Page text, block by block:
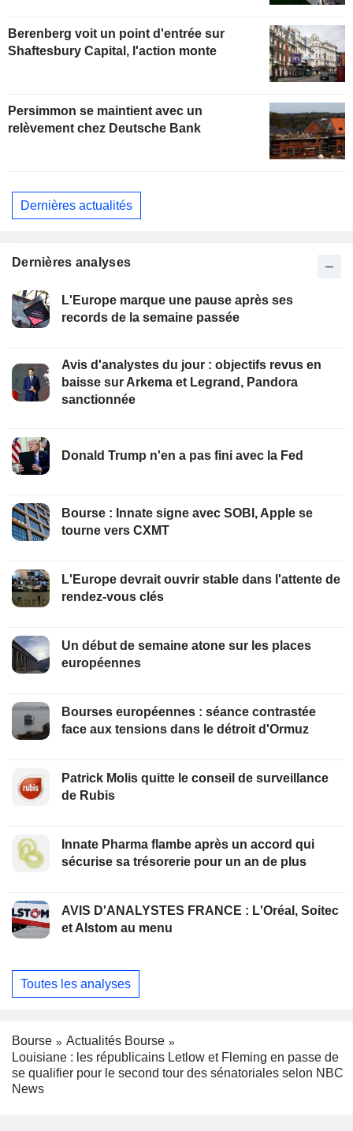
Berenberg voit un point d'entrée sur
Shaftesbury Capital, l'action monte
Persimmon se maintient avec un
relèvement chez Deutsche Bank
Dernières actualités
Dernières analyses
L'Europe marque une pause après ses
records de la semaine passée
Avis d'analystes du jour : objectifs revus en
baisse sur Arkema et Legrand, Pandora
sanctionnée
Donald Trump n'en a pas fini avec la Fed
Bourse : Innate signe avec SOBI, Apple se
tourne vers CXMT
L'Europe devrait ouvrir stable dans l'attente de
rendez-vous clés
Un début de semaine atone sur les places
européennes
Bourses européennes : séance contrastée
face aux tensions dans le détroit d'Ormuz
Patrick Molis quitte le conseil de surveillance
de Rubis
Innate Pharma flambe après un accord qui
sécurise sa trésorerie pour un an de plus
AVIS D'ANALYSTES FRANCE : L'Oréal, Soitec
et Alstom au menu
Toutes les analyses
Bourse
Actualités Bourse
Louisiane : les républicains Letlow et Fleming en passe de
se qualifier pour le second tour des sénatoriales selon NBC
News